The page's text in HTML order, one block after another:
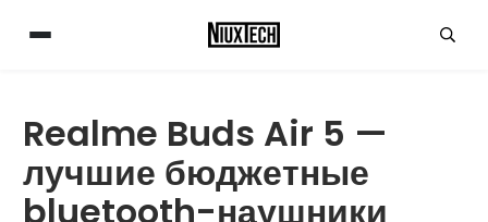
Realme Buds Air 5 —
лучшие бюджетные
bluetooth-наушники